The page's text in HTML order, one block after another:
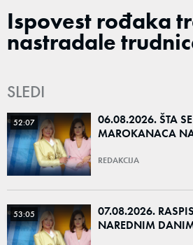
Ispovest rođaka
nastradale
SLEDI
52:07
06.08.2026. ŠTA
MAROKANACA
REDAKCIJA
53:05
07.08.2026.
NAREDNIM